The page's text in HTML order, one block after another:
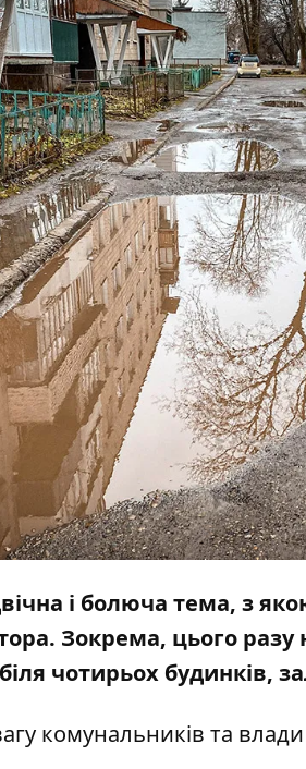
і болюча тема, з
Зокрема, цього
чотирьох
комунальників та